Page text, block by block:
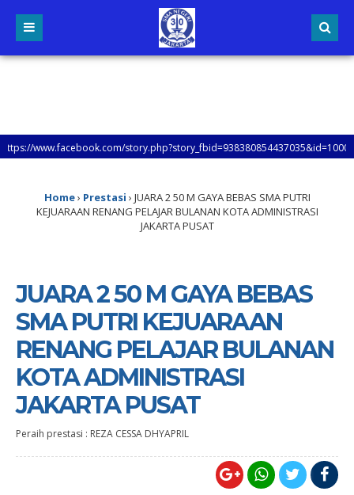
Home› Prestasi › JUARA 2 50 M GAYA BEBAS SMA PUTRI
KEJUARAAN RENANG PELAJAR BULANAN KOTA ADMINISTRASI
JAKARTA PUSAT
JUARA 2 50 M GAYA BEBAS
SMA PUTRI KEJUARAAN
RENANG PELAJAR BULANAN
KOTA ADMINISTRASI
JAKARTA PUSAT
Peraih prestasi : REZA CESSA DHYAPRIL